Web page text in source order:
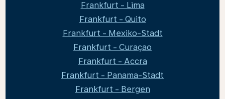
Frankfurt - Lima
Frankfurt - Quito
Frankfurt - Mexiko-Stadt
Frankfurt - Curaçao
Frankfurt - Accra
Frankfurt - Panama-Stadt
Frankfurt - Bergen